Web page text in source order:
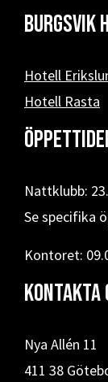
Burgsvik
Hotell
Hotell Rasta
Nattklubb:
Se specifika
Kontoret:
Kontakta
Nya Allén 11
411 38